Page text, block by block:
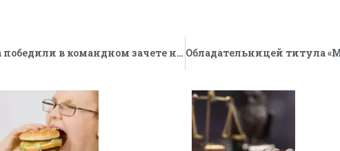
Школьники Всеволожского района победили в командном зачете на первенстве Ленинградской области по греко-римской борьбе